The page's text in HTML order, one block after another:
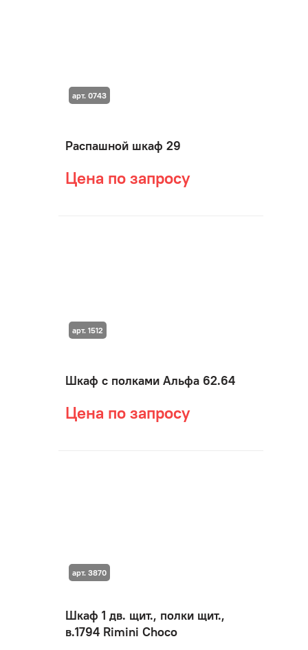
Распашной шкаф 29
Цена по запросу
арт. 0743
Шкаф с полками Альфа 62.64
Цена по запросу
арт. 1512
Шкаф 1 дв. щит., полки щит.,
в.1794 Rimini Choco
арт. 3870